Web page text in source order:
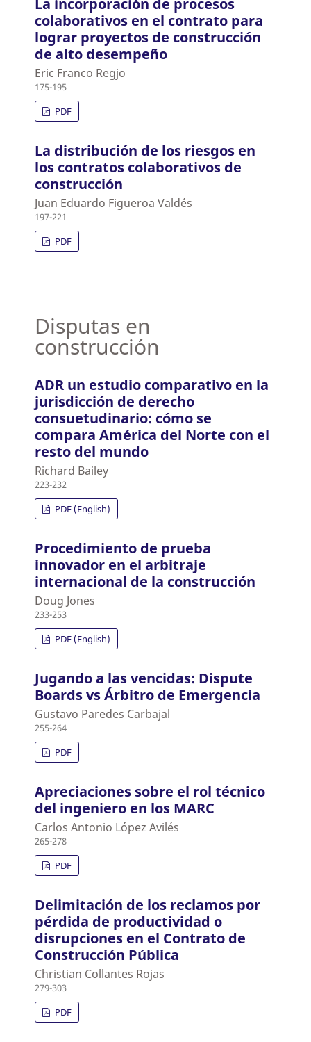
La incorporación de procesos
colaborativos en el contrato para
lograr proyectos de construcción
de alto desempeño
Eric Franco Regjo
175-195
PDF
La distribución de los riesgos en
los contratos colaborativos de
construcción
Juan Eduardo Figueroa Valdés
197-221
PDF
Disputas en
construcción
ADR un estudio comparativo en la
jurisdicción de derecho
consuetudinario: cómo se
compara América del Norte con el
resto del mundo
Richard Bailey
223-232
PDF (English)
Procedimiento de prueba
innovador en el arbitraje
internacional de la construcción
Doug Jones
233-253
PDF (English)
Jugando a las vencidas: Dispute
Boards vs Árbitro de Emergencia
Gustavo Paredes Carbajal
255-264
PDF
Apreciaciones sobre el rol técnico
del ingeniero en los MARC
Carlos Antonio López Avilés
265-278
PDF
Delimitación de los reclamos por
pérdida de productividad o
disrupciones en el Contrato de
Construcción Pública
Christian Collantes Rojas
279-303
PDF